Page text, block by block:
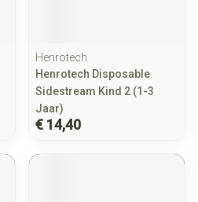
Henrotech
Henrotech Disposable
Sidestream Kind 2 (1-3
Jaar)
€ 14,40